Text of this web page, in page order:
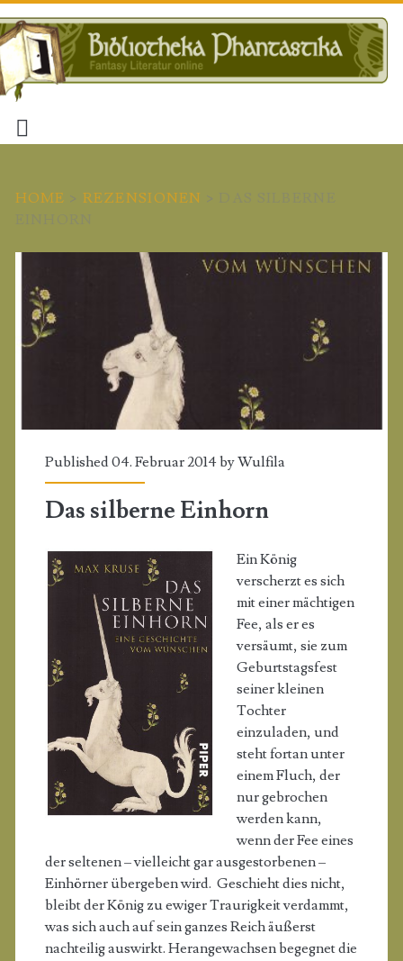
HOME > REZENSIONEN >
Published 04. Februar 2014 byWulfila
Das silberne Einhorn
Ein König
verscherzt es sich
mit einer mächtigen
Fee, als er es
versäumt, sie zum
Geburtstagsfest
seiner kleinen
Tochter
einzuladen, und
steht fortan unter
einem Fluch, der
nur gebrochen
werden kann,
wenn der Fee eines
der seltenen – vielleicht gar ausgestorbenen –
Einhörner übergeben wird. Geschieht dies nicht,
bleibt der König zu ewiger Traurigkeit verdammt,
was sich auch auf sein ganzes Reich äußerst
nachteilig auswirkt. Herangewachsen begegnet die